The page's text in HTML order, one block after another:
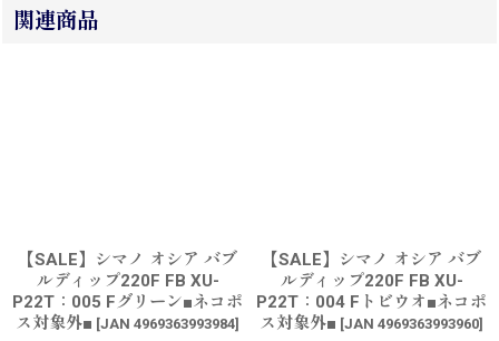
関連商品
【SALE】シマノ オシア バブ
ルディップ220F FB XU-
P22T：005 Fグリーン■ネコポ
ス対象外■ [JAN 4969363993984]
【SALE】シマノ オシア バブ
ルディップ220F FB XU-
P22T：004 Fトビウオ■ネコポ
ス対象外■ [JAN 4969363993960]